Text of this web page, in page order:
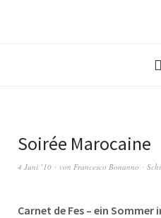
Soirée Marocaine
4 Juni ’10 von Francesco Bonanno
Carnet de Fes – ein Sommer